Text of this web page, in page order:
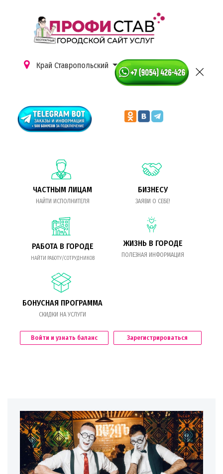
Край Ставропольский
ЧАСТНЫМ ЛИЦАМ
НАЙТИ ИСПОЛНИТЕЛЯ
БИЗНЕСУ
ЗАЯВИ О СЕБЕ!
РАБОТА В ГОРОДЕ
НАЙТИ РАБОТУ/СОТРУДНИКОВ
ЖИЗНЬ В ГОРОДЕ
ПОЛЕЗНАЯ ИНФОРМАЦИЯ
БОНУСНАЯ ПРОГРАММА
СКИДКИ НА УСЛУГИ
Войти и узнать баланс Зарегистрироваться